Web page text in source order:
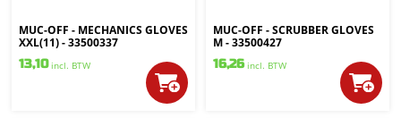
MUC-OFF - MECHANICS GLOVES
XXL(11) - 33500337
13,10 incl. BTW
MUC-OFF - SCRUBBER GLOVES
M - 33500427
16,26 incl. BTW